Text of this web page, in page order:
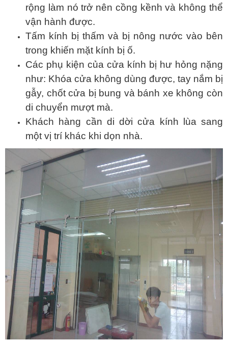
rộng làm nó trở nên cồng kềnh và không thể
vận hành được.
Tấm kính bị thấm và bị nông nước vào bên
trong khiến mặt kính bị ố.
Các phụ kiện của cửa kính bị hư hỏng nặng
như: Khóa cửa không dùng được, tay nắm bị
gẫy, chốt cửa bị bung và bánh xe không còn
di chuyển mượt mà.
Khách hàng cần di dời cửa kính lùa sang
một vị trí khác khi dọn nhà.